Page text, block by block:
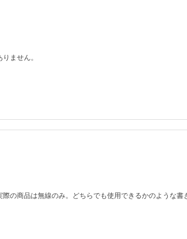
ません。
の商品は無線のみ。どちらでも使用できるかのような書